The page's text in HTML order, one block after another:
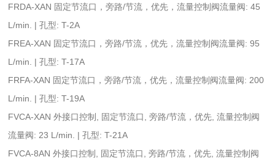
FRDA-XAN 固定节流口，旁路/节流，优先，流量控制阀流量阀: 45
L/min. | 孔型: T-2A
FREA-XAN 固定节流口，旁路/节流，优先，流量控制阀流量阀: 95
L/min. | 孔型: T-17A
FRFA-XAN 固定节流口，旁路/节流，优先，流量控制阀流量阀: 200
L/min. | 孔型: T-19A
FVCA-XAN 外接口控制, 固定节流口, 旁路/节流，优先, 流量控制阀
流量阀: 23 L/min. | 孔型: T-21A
FVCA-8AN 外接口控制, 固定节流口, 旁路/节流，优先, 流量控制阀